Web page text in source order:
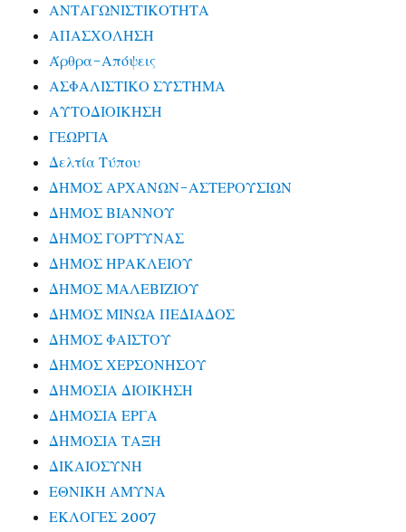
ΑΝΤΑΓΩΝΙΣΤΙΚΟΤΗΤΑ
ΑΠΑΣΧΟΛΗΣΗ
Άρθρα-Απόψεις
ΑΣΦΑΛΙΣΤΙΚΟ ΣΥΣΤΗΜΑ
ΑΥΤΟΔΙΟΙΚΗΣΗ
ΓΕΩΡΓΙΑ
Δελτία Τύπου
ΔΗΜΟΣ ΑΡΧΑΝΩΝ-ΑΣΤΕΡΟΥΣΙΩΝ
ΔΗΜΟΣ ΒΙΑΝΝΟΥ
ΔΗΜΟΣ ΓΟΡΤΥΝΑΣ
ΔΗΜΟΣ ΗΡΑΚΛΕΙΟΥ
ΔΗΜΟΣ ΜΑΛΕΒΙΖΙΟΥ
ΔΗΜΟΣ ΜΙΝΩΑ ΠΕΔΙΑΔΟΣ
ΔΗΜΟΣ ΦΑΙΣΤΟΥ
ΔΗΜΟΣ ΧΕΡΣΟΝΗΣΟΥ
ΔΗΜΟΣΙΑ ΔΙΟΙΚΗΣΗ
ΔΗΜΟΣΙΑ ΕΡΓΑ
ΔΗΜΟΣΙΑ ΤΑΞΗ
ΔΙΚΑΙΟΣΥΝΗ
ΕΘΝΙΚΗ ΑΜΥΝΑ
ΕΚΛΟΓΕΣ 2007